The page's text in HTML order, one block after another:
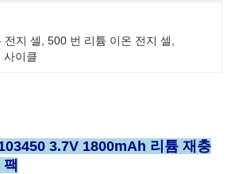
전지 셀
500 번 리튬 이온 전지 셀
사이클
3.7V 1800mAh 리튬 재충